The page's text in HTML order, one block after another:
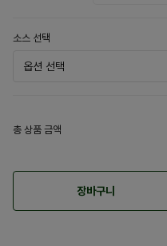
소스 선택
총 상품 금액
장바구니